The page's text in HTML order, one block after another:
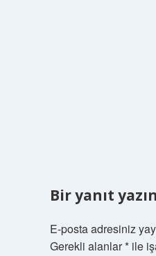
Bir yanıt yazın
E-posta adresiniz
Gerekli alanlar*ile